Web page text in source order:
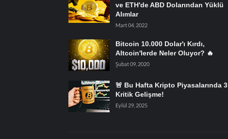
ve ETH'de ABD Dolarından Yüklü
Alımlar
Mart 04, 2022
Bitcoin 10.000 Dolar'ı Kırdı,
Altcoin'lerde Neler Oluyor? 🔥
Şubat 09, 2020
🚨 Bu Hafta Kripto Piyasalarında 3
Kritik Gelişme!
Eylül 29, 2025